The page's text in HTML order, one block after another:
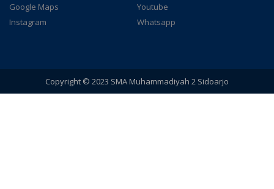
Google Maps
Youtube
Instagram
Whatsapp
Copyright © 2023 SMA Muhammadiyah 2 Sidoarjo